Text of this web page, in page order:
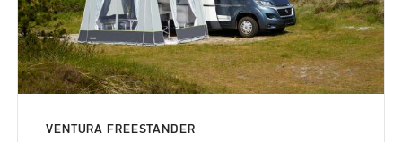
VENTURA FREESTANDER